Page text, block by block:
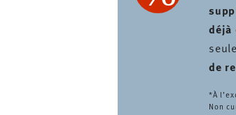
déjà
de
*À
Non